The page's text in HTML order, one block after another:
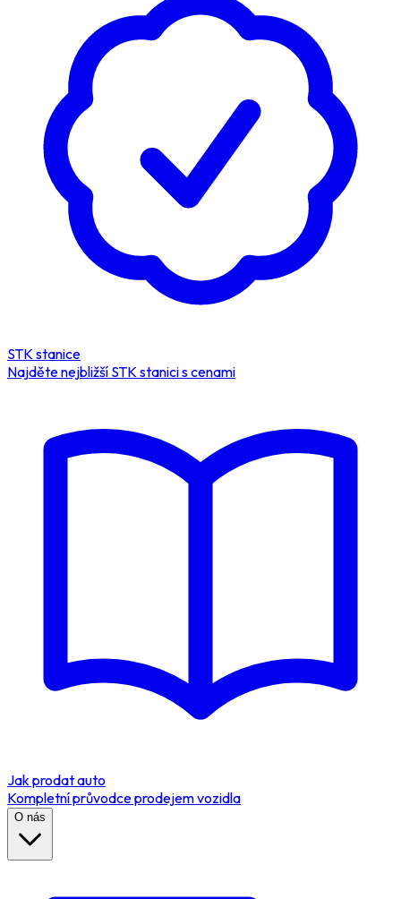
STK stanice
Najděte nejbližší STK stanici s cenami
Jak prodat auto
Kompletní průvodce prodejem vozidla
O nás